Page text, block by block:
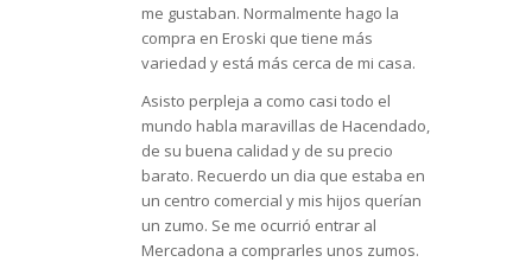
me gustaban. Normalmente hago la
compra en Eroski que tiene más
variedad y está más cerca de mi casa.
Asisto perpleja a como casi todo el
mundo habla maravillas de Hacendado,
de su buena calidad y de su precio
barato. Recuerdo un dia que estaba en
un centro comercial y mis hijos querían
un zumo. Se me ocurrió entrar al
Mercadona a comprarles unos zumos.